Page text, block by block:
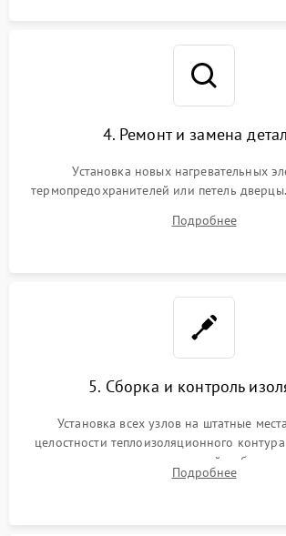
4. Ремонт и замена
Установка новых нагревательных
термопредохранителей или петель
выгоревших реле, восстановление
Подробнее
5. Сборка и контроль
Установка всех узлов на штатные
целостности теплоизоляционного
исключить перегрев кухонной мебели и
Надежная фиксация клемм и сборка
Подробнее